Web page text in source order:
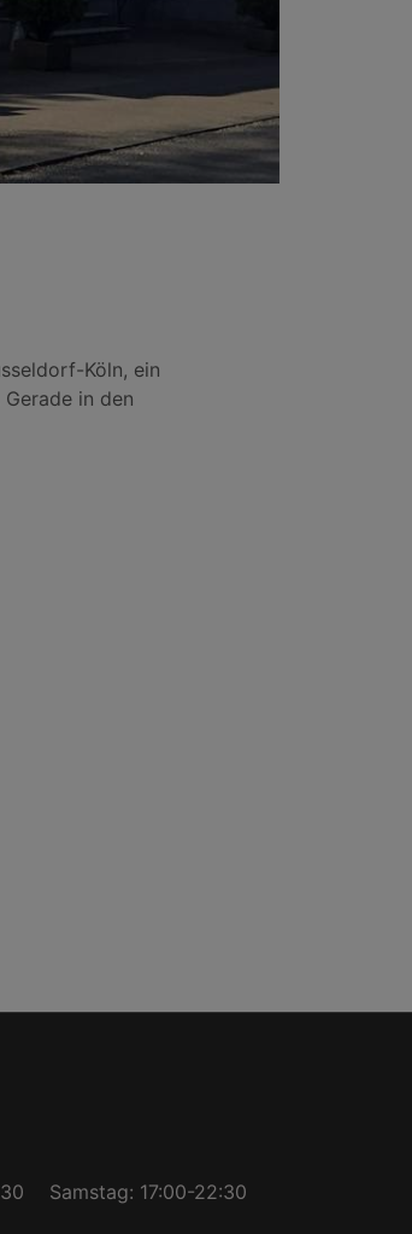
Köln, ein
in den
Samstag: 17:00-22:30